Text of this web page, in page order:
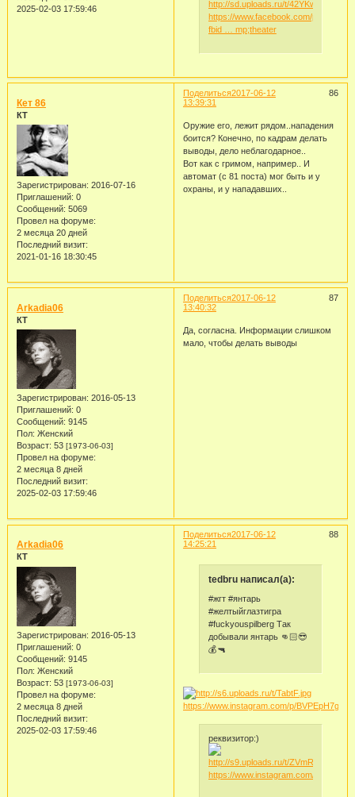
2025-02-03 17:59:46
https://www.facebook.com/photo.php?
fbid … mp;theater
Поделиться 86
2017-06-12
13:39:31
Кет 86
КТ
Зарегистрирован: 2016-07-16
Приглашений: 0
Сообщений: 5069
Провел на форуме:
2 месяца 20 дней
Последний визит:
2021-01-16 18:30:45
Оружие его, лежит рядом..нападения
боится? Конечно, по кадрам делать
выводы, дело неблагодарное..
Вот как с гримом, например.. И
автомат (с 81 поста) мог быть и у
охраны, и у нападавших..
Поделиться 87
2017-06-12
13:40:32
Arkadia06
КТ
Зарегистрирован: 2016-05-13
Приглашений: 0
Сообщений: 9145
Пол: Женский
Возраст: 53 [1973-06-03]
Провел на форуме:
2 месяца 8 дней
Последний визит:
2025-02-03 17:59:46
Да, согласна. Информации слишком
мало, чтобы делать выводы
Поделиться 88
2017-06-12
14:25:21
Arkadia06
КТ
Зарегистрирован: 2016-05-13
Приглашений: 0
Сообщений: 9145
Пол: Женский
Возраст: 53 [1973-06-03]
Провел на форуме:
2 месяца 8 дней
Последний визит:
2025-02-03 17:59:46
tedbru написал(а):
#жгт #янтарь
#желтыйглазтигра
#fuckyouspilberg Так
добывали янтарь 👊🏻😎
💰🔫
https://www.instagram.com/p/BVPEpH7gcxq/
реквизитор:)
https://www.instagram.com/p/